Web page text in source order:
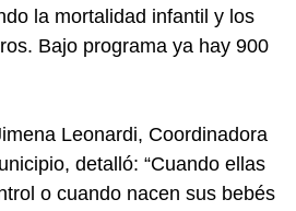
la mortalidad infantil y los
Bajo programa ya hay 900
Leonardi, Coordinadora
detalló: “Cuando ellas
o cuando nacen sus bebés